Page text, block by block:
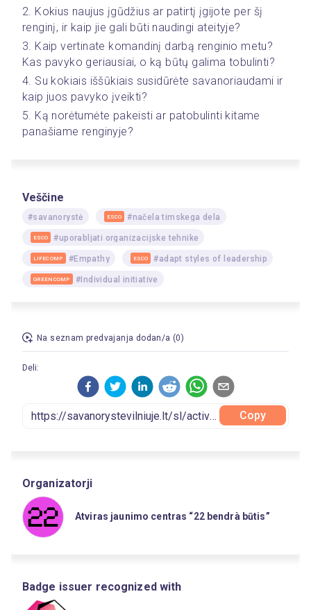
2. Kokius naujus įgūdžius ar patirtį įgijote per šį
renginį, ir kaip jie gali būti naudingi ateityje?
3. Kaip vertinate komandinį darbą renginio metu?
Kas pavyko geriausiai, o ką būtų galima tobulinti?
4. Su kokiais iššūkiais susidūrėte savanoriaudami ir
kaip juos pavyko įveikti?
5. Ką norėtumėte pakeisti ar patobulinti kitame
panašiame renginyje?
Veščine
#savanorystė ESCO #načela timskega dela
ESCO #uporabljati organizacijske tehnike
LIFECOMP #Empathy ESCO #adapt styles of leadership
GREENCOMP #Individual initiative
Na seznam predvajanja dodan/a (0)
Deli:
Copy
Organizatorji
Atviras jaunimo centras “22 bendrà būtis”
Badge issuer recognized with